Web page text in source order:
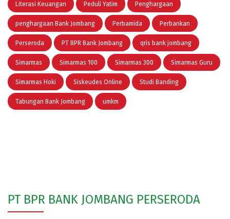
Literasi Keuangan Peduli Yatim Penghargaan
penghargaan Bank Jombang Perbamida Perbankan
Perseroda PT BPR Bank Jombang qris bank jombang
Simarmas Simarmas 100 Simarmas 300 Simarmas Guru
Simarmas Hoki Siskeudes Online Studi Banding
Tabungan Bank Jombang umkm
PT BPR BANK JOMBANG PERSERODA